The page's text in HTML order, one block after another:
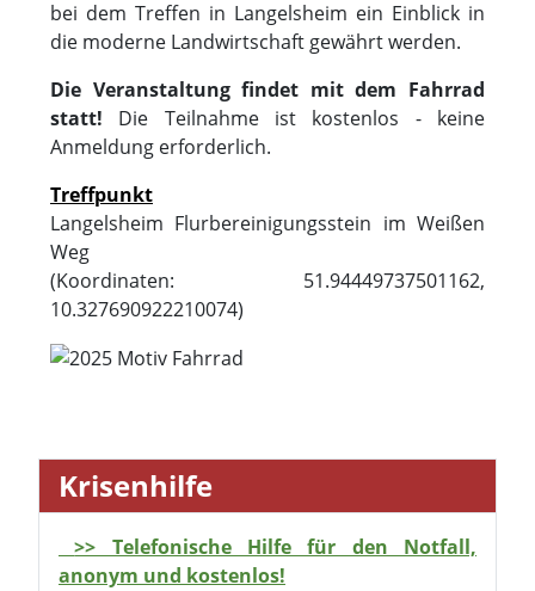
bei dem Treffen in Langelsheim ein Einblick in
die moderne Landwirtschaft gewährt werden.
Die Veranstaltung findet mit dem Fahrrad
statt! Die Teilnahme ist kostenlos - keine
Anmeldung erforderlich.
Treffpunkt
Langelsheim Flurbereinigungsstein im Weißen
Weg
(Koordinaten: 51.94449737501162,
10.327690922210074)
Krisenhilfe
>> Telefonische Hilfe für den Notfall,
anonym und kostenlos!